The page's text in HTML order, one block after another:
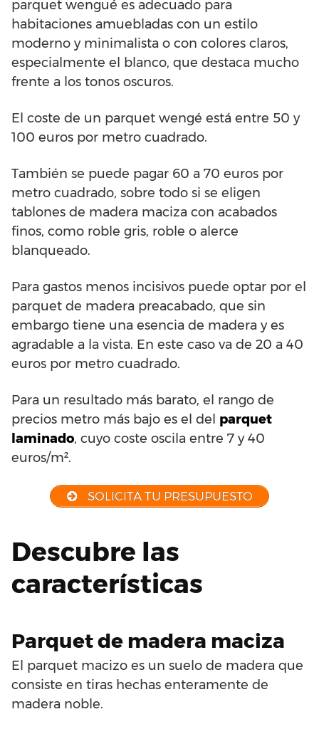
parquet wengué es adecuado para
habitaciones amuebladas con un estilo
moderno y minimalista o con colores claros,
especialmente el blanco, que destaca mucho
frente a los tonos oscuros.
El coste de un parquet wengé está entre 50 y
100 euros por metro cuadrado.
También se puede pagar 60 a 70 euros por
metro cuadrado, sobre todo si se eligen
tablones de madera maciza con acabados
finos, como roble gris, roble o alerce
blanqueado.
Para gastos menos incisivos puede optar por el
parquet de madera preacabado, que sin
embargo tiene una esencia de madera y es
agradable a la vista. En este caso va de 20 a 40
euros por metro cuadrado.
Para un resultado más barato, el rango de
precios metro más bajo es el del parquet
laminado, cuyo coste oscila entre 7 y 40
euros/m².
SOLICITA TU PRESUPUESTO
Descubre las
características
Parquet de madera maciza
El parquet macizo es un suelo de madera que
consiste en tiras hechas enteramente de
madera noble.